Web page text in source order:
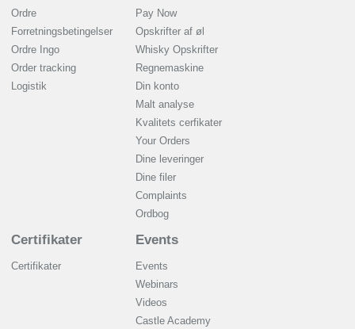
Ordre
Forretningsbetingelser
Ordre Ingo
Order tracking
Logistik
Pay Now
Opskrifter af øl
Whisky Opskrifter
Regnemaskine
Din konto
Malt analyse
Kvalitets cerfikater
Your Orders
Dine leveringer
Dine filer
Complaints
Ordbog
Certifikater
Certifikater
Events
Events
Webinars
Videos
Castle Academy